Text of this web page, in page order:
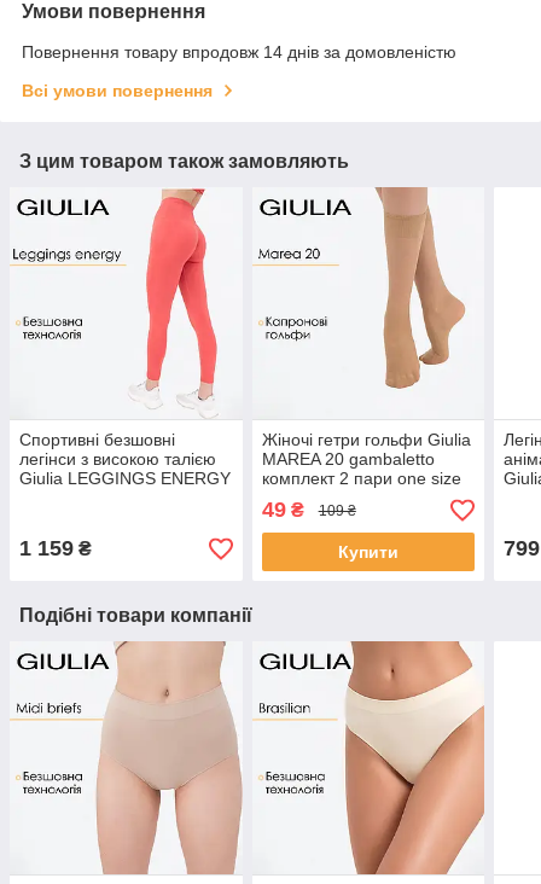
Умови повернення
Повернення товару впродовж 14 днів за домовленістю
Всі умови повернення
З цим товаром також замовляють
Спортивні безшовні
легінси з високою талією
Giulia LEGGINGS ENERGY
1 159 ₴
Жіночі гетри гольфи Giulia
MAREA 20 gambaletto
комплект 2 пари one size
Beige-daino, поліамідні,
класичні, з гумкою
49₴ 109 ₴
Купити 799
Подібні товари компанії